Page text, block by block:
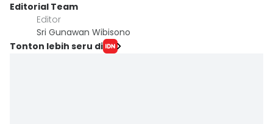
Editorial Team
Editor
Sri Gunawan Wibisono
Tonton lebih seru di